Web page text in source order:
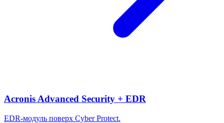
Acronis Advanced Security + EDR
EDR-модуль поверх Cyber Protect.